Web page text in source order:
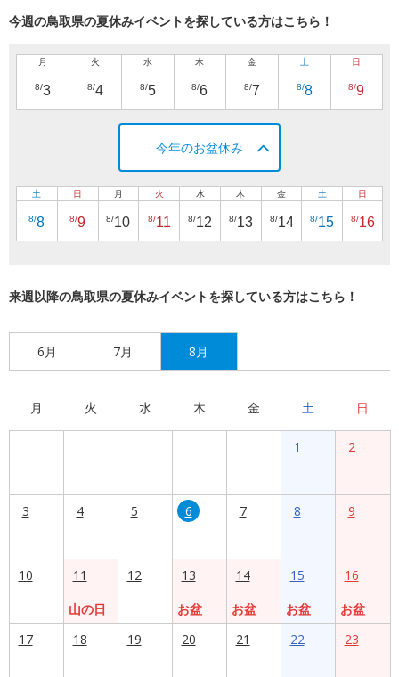
今週の鳥取県の夏休みイベントを探している方はこちら！
月
8/3
火
8/4
水
8/5
木
8/6
金
8/7
土
8/8
日
8/9
今年のお盆休み
土
8/8
日
8/9
月
8/10
火
8/11
水
8/12
木
8/13
金
8/14
土
8/15
日
8/16
来週以降の鳥取県の夏休みイベントを探している方はこちら！
6月 7月 8月
月 火 水 木 金 土 日
1 2
3 4 5 6 7 8 9
10
11
山の日
12
13
お盆
14
お盆
15
お盆
16
お盆
17
18 19 20 21 22 23